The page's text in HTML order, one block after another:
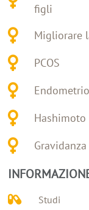
figli
Migliorare
PCOS
Hashimoto
Studi